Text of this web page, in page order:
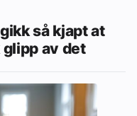
så kjapt at
av det